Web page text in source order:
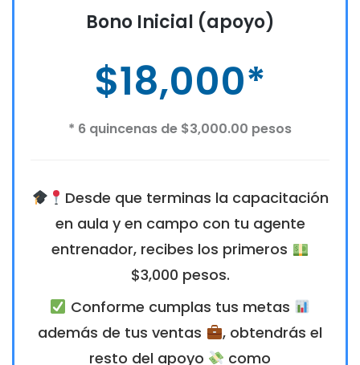
Bono Inicial (apoyo)
$18,000*
* 6 quincenas de $3,000.00 pesos
Desde que terminas la capacitación
en aula y en campo con tu agente
entrenador, recibes los primeros
$3,000 pesos.
Conforme cumplas tus metas
además de tus ventas
, obtendrás el
resto del apoyo
como